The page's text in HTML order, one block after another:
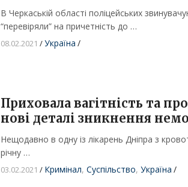
В Черкаській області поліцейських
“перевіряли” на причетність до …
08.02.2021 /Україна /
Приховала вагітність та
нові деталі зникнення
Нещодавно в одну із лікарень Дніпра з
річну …
03.02.2021 / Кримінал, Суспільство, Україна /